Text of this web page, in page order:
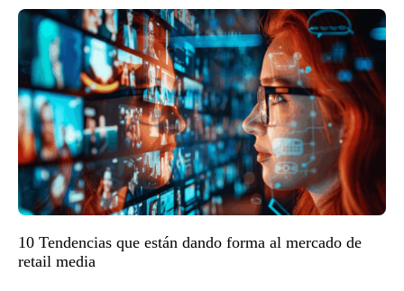
10 Tendencias que están dando forma al mercado de
retail media